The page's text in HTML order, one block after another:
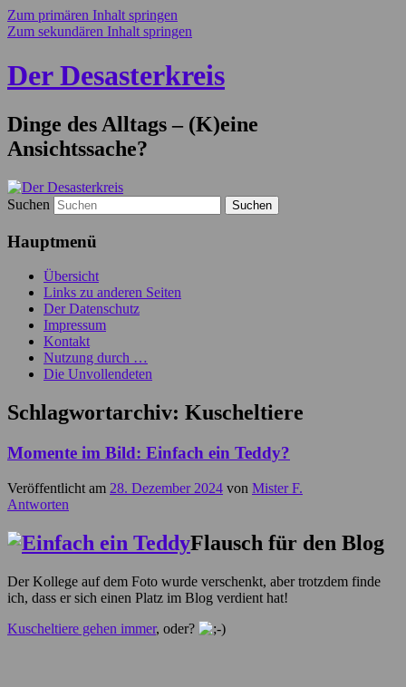
Zum primären Inhalt springen
Zum sekundären Inhalt springen
Der Desasterkreis
Dinge des Alltags – (K)eine
Ansichtssache?
Suchen
Hauptmenü
Übersicht
Links zu anderen Seiten
Der Datenschutz
Impressum
Kontakt
Nutzung durch …
Die Unvollendeten
Schlagwortarchiv: Kuscheltiere
Momente im Bild: Einfach ein Teddy?
Veröffentlicht am 28. Dezember 2024 von Mister F.
Antworten
Flausch für den Blog
Der Kollege auf dem Foto wurde verschenkt, aber trotzdem finde
ich, dass er sich einen Platz im Blog verdient hat!
Kuscheltiere gehen immer, oder?